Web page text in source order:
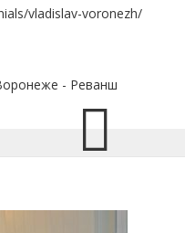
vladislav-voronezh/
- Реванш